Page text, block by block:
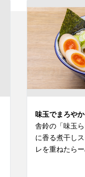
味玉でまろや
舎鈴の「味玉
に香る煮干し
レを重ねたら
親しまれてい